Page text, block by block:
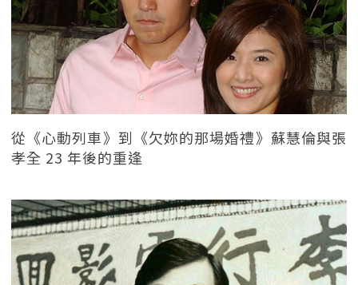
從《心動列車》到《欠妳的那場婚禮》蘇慧倫與張
孝全 23 年後的重逢